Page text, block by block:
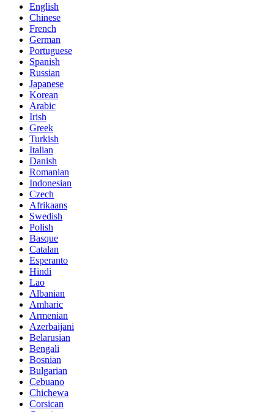
English
Chinese
French
German
Portuguese
Spanish
Russian
Japanese
Korean
Arabic
Irish
Greek
Turkish
Italian
Danish
Romanian
Indonesian
Czech
Afrikaans
Swedish
Polish
Basque
Catalan
Esperanto
Hindi
Lao
Albanian
Amharic
Armenian
Azerbaijani
Belarusian
Bengali
Bosnian
Bulgarian
Cebuano
Chichewa
Corsican